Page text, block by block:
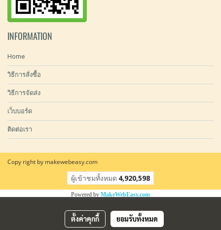
INFORMATION
Home
วิธีการสั่งซื้อ
วิธีการจัดส่ง
เว็บบอร์ด
ติดต่อเรา
Copy right by makewebeasy.com
ผู้เข้าชมทั้งหมด 4,920,598
Powered by MakeWebEasy.com
ตั้งค่าคุกกี้ ยอมรับทั้งหมด